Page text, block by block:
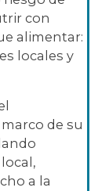
con
alimentar:
locales y
de su
a la